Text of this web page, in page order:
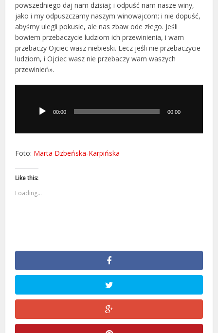
powszedniego daj nam dzisiaj; i odpuść nam nasze winy,
jako i my odpuszczamy naszym winowajcom; i nie dopuść,
abyśmy ulegli pokusie, ale nas zbaw ode złego. Jeśli
bowiem przebaczycie ludziom ich przewinienia, i wam
przebaczy Ojciec wasz niebieski. Lecz jeśli nie przebaczycie
ludziom, i Ojciec wasz nie przebaczy wam waszych
przewinień».
dźwiękowych00:00 00:00
Foto: Marta Dzbeńska-Karpińska
Like this:
Loading...